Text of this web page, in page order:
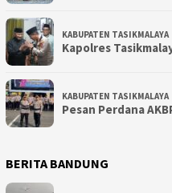
KABUPATEN TASIKMALAYA
Kapolres
KABUPATEN TASIKMALAYA
Pesan Perdana
BERITA BANDUNG